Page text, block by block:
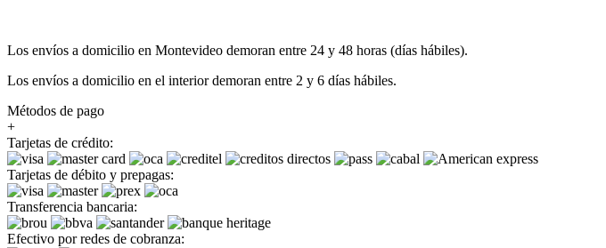
Los envíos a domicilio en Montevideo demoran entre 24 y 48 horas (días hábiles).
Los envíos a domicilio en el interior demoran entre 2 y 6 días hábiles.
Métodos de pago
+
Tarjetas de crédito:
Tarjetas de débito y prepagas:
Transferencia bancaria:
Efectivo por redes de cobranza: